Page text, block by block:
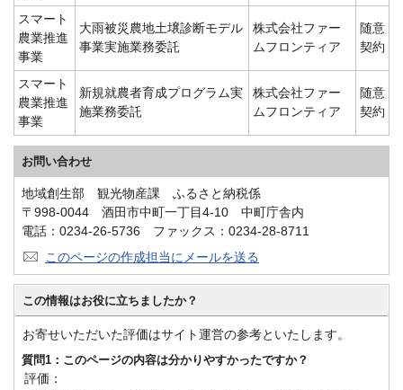
スマート
農業推進
事業
大雨被災農地土壌診断モデル
事業実施業務委託
株式会社ファー
ムフロンティア
随意
契約
スマート
農業推進
事業
新規就農者育成プログラム実
施業務委託
株式会社ファー
ムフロンティア
随意
契約
お問い合わせ
地域創生部 観光物産課 ふるさと納税係
〒998-0044 酒田市中町一丁目4-10 中町庁舎内
電話：0234-26-5736 ファックス：0234-28-8711
このページの作成担当にメールを送る
この情報はお役に立ちましたか？
お寄せいただいた評価はサイト運営の参考といたします。
質問1：このページの内容は分かりやすかったですか？
評価：